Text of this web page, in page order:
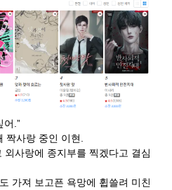
어.”
짝사랑 중인 이현.
사랑에 종지부를 찍겠다고 결심
가져 보고픈 욕망에 휩쓸려 미친